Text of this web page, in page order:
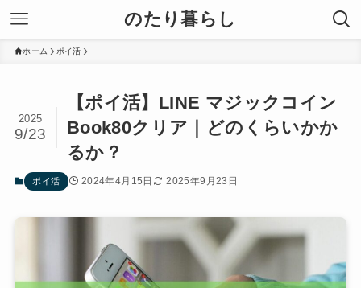
のたり暮らし
ホーム ポイ活
【ポイ活】LINE マジックコイン
Book80クリア｜どのくらいかか
るか？
2025
9/23
ポイ活 2024年4月15日 2025年9月23日